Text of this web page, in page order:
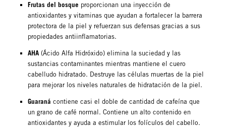
Frutas del bosque proporcionan una inyección de
antioxidantes y vitaminas que ayudan a fortalecer la barrera
protectora de la piel y refuerzan sus defensas gracias a sus
propiedades antiinflamatorias.
AHA (Ácido Alfa Hidróxido) elimina la suciedad y las
sustancias contaminantes mientras mantiene el cuero
cabelludo hidratado. Destruye las células muertas de la piel
para mejorar los niveles naturales de hidratación de la piel.
Guaraná contiene casi el doble de cantidad de cafeína que
un grano de café normal. Contiene un alto contenido en
antioxidantes y ayuda a estimular los folículos del cabello.